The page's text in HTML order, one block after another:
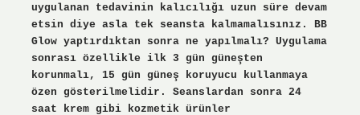
uygulanan tedavinin kalıcılığı uzun süre devam
etsin diye asla tek seansta kalmamalısınız. BB
Glow yaptırdıktan sonra ne yapılmalı? Uygulama
sonrası özellikle ilk 3 gün güneşten
korunmalı, 15 gün güneş koruyucu kullanmaya
özen gösterilmelidir. Seanslardan sonra 24
saat krem ​​gibi kozmetik ürünler